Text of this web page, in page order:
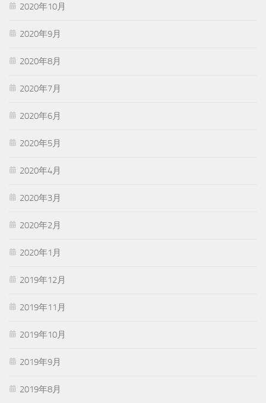
2020年10月
2020年9月
2020年8月
2020年7月
2020年6月
2020年5月
2020年4月
2020年3月
2020年2月
2020年1月
2019年12月
2019年11月
2019年10月
2019年9月
2019年8月